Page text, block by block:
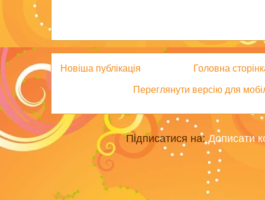
Новіша публікація Головна
Переглянути версію для
Підписатися на:Дописати